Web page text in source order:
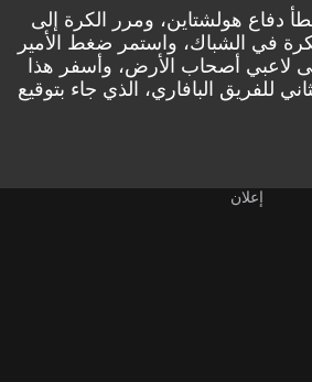
دفاع هولشتاين، ومرر الكرة إلى
في الشباك، واستمر ضغط الأمير
لاعبي أصحاب الأرض، وأسفر هذا
للفريق البافاري، الذي جاء بتوقيع